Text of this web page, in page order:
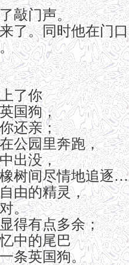
敲门声。
了。同时他在门口
了你
国狗，
还亲；
公园里奔跑，
出没，
树间尽情地追逐
由的精灵，
。
得有点多余；
中的尾巴
条英国狗。